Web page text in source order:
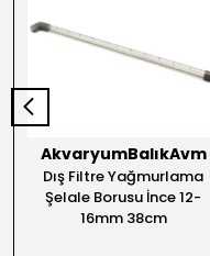
AkvaryumBalıkAvm
Dış Filtre Yağmurlama
Şelale Borusu İnce 12-
16mm 38cm